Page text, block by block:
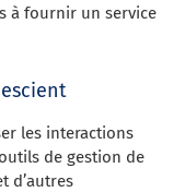
à fournir un service
les interactions
de gestion de
d’autres